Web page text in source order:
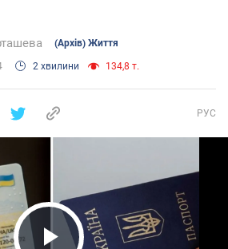
(Архів) Життя
2 хвилини 134,8 т.
РУС